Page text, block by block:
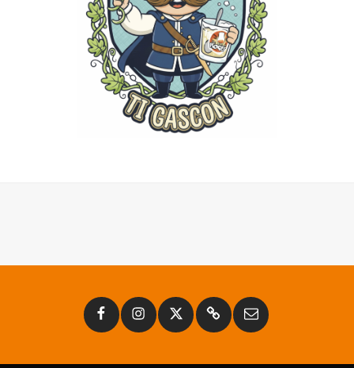
FacebookInstagramTwitterSubstackEmail